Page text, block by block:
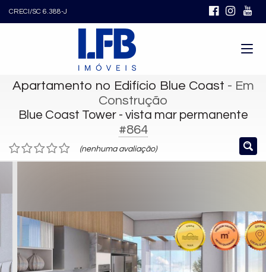
CRECI/SC 6.388-J
Apartamento no Edifício Blue Coast - Em
Construção
Blue Coast Tower - vista mar permanente
#864
(nenhuma avaliação)